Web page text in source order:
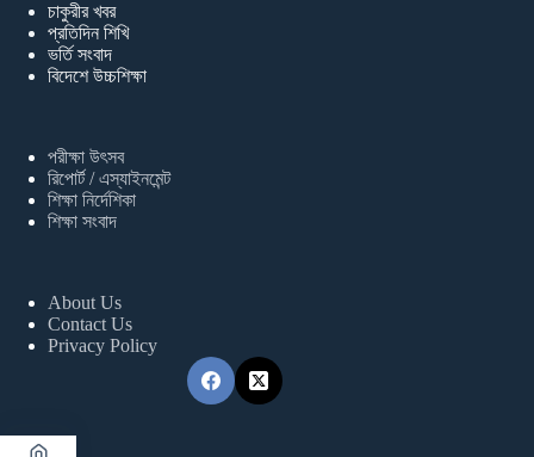
চাকুরীর খবর
প্রতিদিন শিখি
ভর্তি সংবাদ
বিদেশে উচ্চশিক্ষা
পরীক্ষা উৎসব
রিপোর্ট / এস্যাইনমেন্ট
শিক্ষা নির্দেশিকা
শিক্ষা সংবাদ
About Us
Contact Us
Privacy Policy